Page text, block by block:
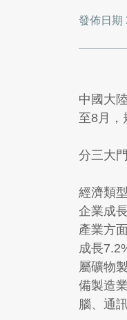
發佈日期
中國大
至8月，
分三大
經濟類
企業成
產業方
成長
屬礦物
備製造
腦、通